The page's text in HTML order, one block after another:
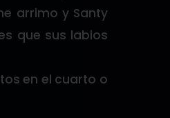
arrimo y Santy
que sus labios
en el cuarto o